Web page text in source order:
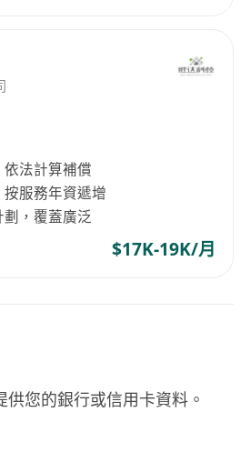
法計算補償
服務年資遞增
，覆蓋廣泛
$17K-19K/月
您的銀行或信用卡資料。